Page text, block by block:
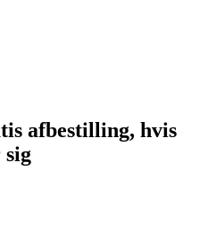
afbestilling, hvis